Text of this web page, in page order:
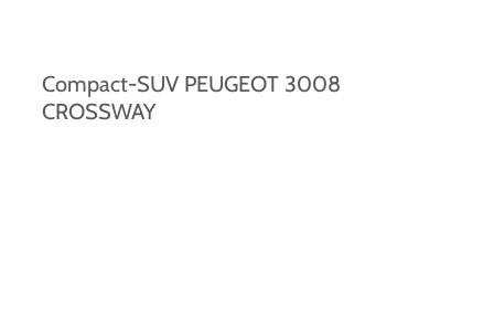
Compact-SUV PEUGEOT 3008
CROSSWAY